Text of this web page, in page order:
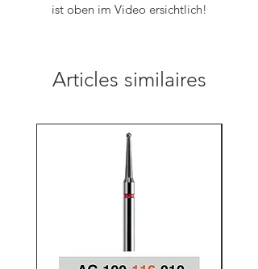
ist oben im Video ersichtlich!
Articles similaires